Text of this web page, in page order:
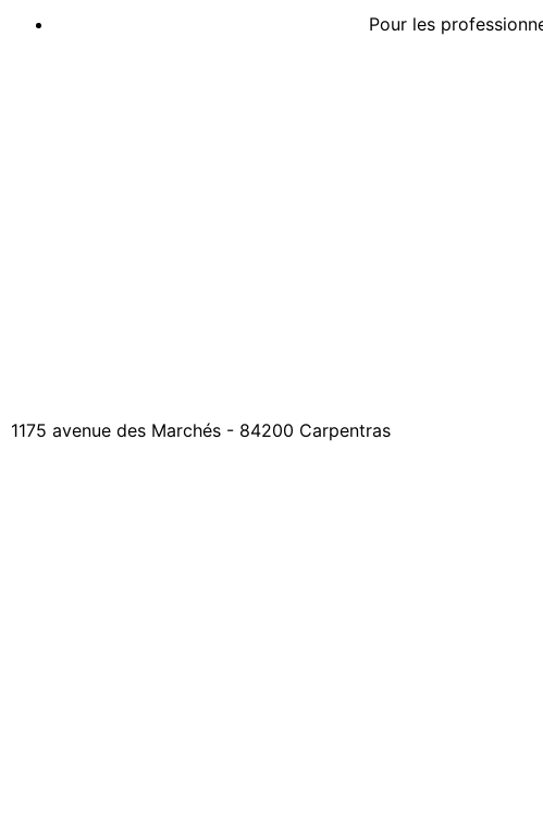
Pour les
1175 avenue des Marchés - 84200 Carpentras